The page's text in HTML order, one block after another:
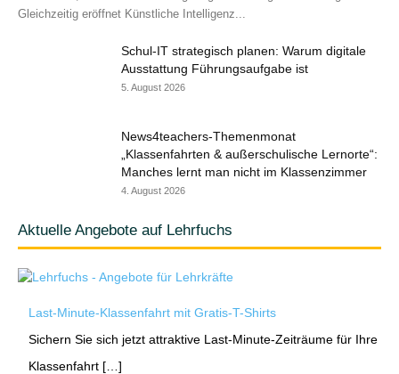
Gleichzeitig eröffnet Künstliche Intelligenz...
Schul-IT strategisch planen: Warum digitale
Ausstattung Führungsaufgabe ist
5. August 2026
News4teachers-Themenmonat
„Klassenfahrten & außerschulische Lernorte“:
Manches lernt man nicht im Klassenzimmer
4. August 2026
Aktuelle Angebote auf Lehrfuchs
Last-Minute-Klassenfahrt mit Gratis-T-Shirts
Sichern Sie sich jetzt attraktive Last-Minute-Zeiträume für Ihre
Klassenfahrt […]